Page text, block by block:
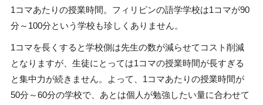
1コマあたりの授業時間。フィリピンの語学学校は1コマが90
分～100分という学校も珍しくありません。
1コマを長くすると学校側は先生の数が減らせてコスト削減
となりますが、生徒にとっては1コマの授業時間が長すぎる
と集中力が続きません。よって、1コマあたりの授業時間が
50分～60分の学校で、あとは個人が勉強したい量に合わせて